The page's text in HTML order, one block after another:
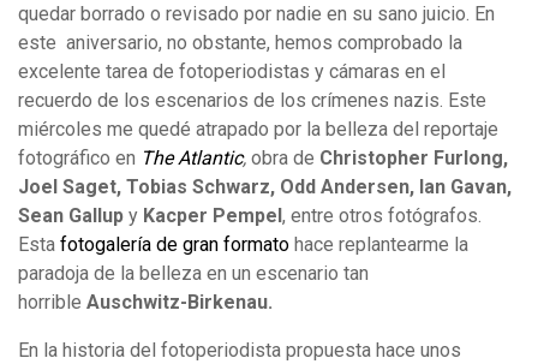
quedar borrado o revisado por nadie en su sano juicio. En
este aniversario, no obstante, hemos comprobado la
excelente tarea de fotoperiodistas y cámaras en el
recuerdo de los escenarios de los crímenes nazis. Este
miércoles me quedé atrapado por la belleza del reportaje
fotográfico en The Atlantic, obra de Christopher Furlong,
Joel Saget, Tobias Schwarz, Odd Andersen, Ian Gavan,
Sean Gallup y Kacper Pempel , entre otros fotógrafos.
Esta fotogalería de gran formato hace replantearme la
paradoja de la belleza en un escenario tan
horrible Auschwitz-Birkenau.
En la historia del fotoperiodista propuesta hace unos